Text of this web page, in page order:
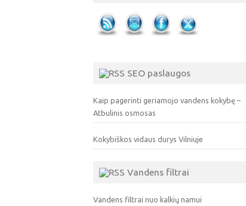
SEO paslaugos
Kaip pagerinti geriamojo vandens kokybę –
Atbulinis osmosas
Kokybiškos vidaus durys Vilniuje
Vandens filtrai
Vandens filtrai nuo kalkių namui